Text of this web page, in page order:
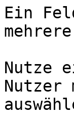
Ein
Nutze
Nutzer